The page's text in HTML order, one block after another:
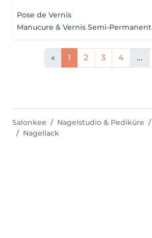
Pose de Vernis
Manucure & Vernis Semi-Permanent
« 1 2 3 4 ...
Salonkee Nagelstudio & Pediküre
Nagellack